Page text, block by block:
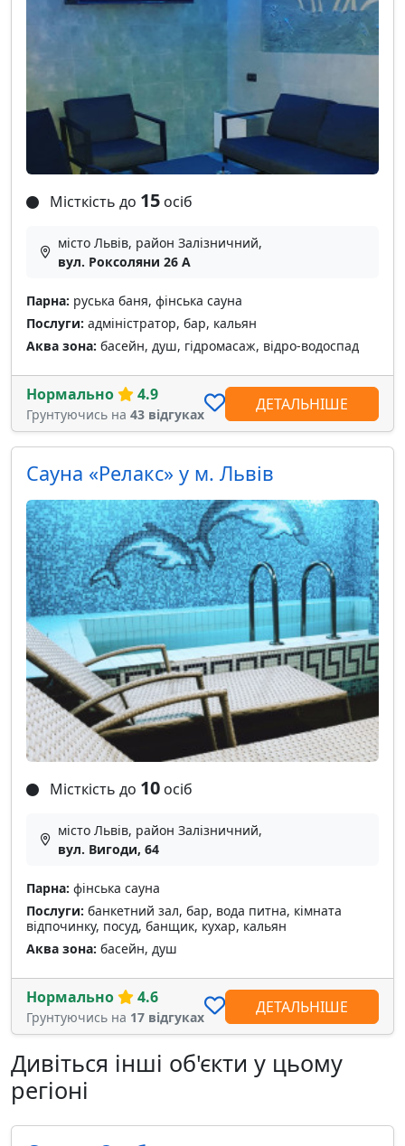
Місткість до 15 осіб
місто Львів, район Залізничний,
вул. Роксоляни 26 А
Парна: руська баня, фінська сауна
Послуги: адміністратор, бар, кальян
Аква зона: басейн, душ, гідромасаж, відро-водоспад
Нормально 4.9
Грунтуючись на 43 відгуках
ДЕТАЛЬНІШЕ
Сауна «Релакс» у м. Львів
Місткість до 10 осіб
місто Львів, район Залізничний,
вул. Вигоди, 64
Парна: фінська сауна
Послуги: банкетний зал, бар, вода питна, кімната
відпочинку, посуд, банщик, кухар, кальян
Аква зона: басейн, душ
Нормально 4.6
Грунтуючись на 17 відгуках
ДЕТАЛЬНІШЕ
Дивіться інші об'єкти у цьому
регіоні